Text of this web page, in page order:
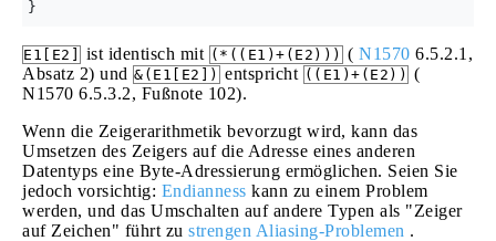
E1[E2] ist identisch mit (*((E1)+(E2))) ( N1570 6.5.2.1,
Absatz 2) und &(E1[E2]) entspricht ((E1)+(E2)) (
N1570 6.5.3.2, Fußnote 102).
Wenn die Zeigerarithmetik bevorzugt wird, kann das
Umsetzen des Zeigers auf die Adresse eines anderen
Datentyps eine Byte-Adressierung ermöglichen. Seien Sie
jedoch vorsichtig: Endianness kann zu einem Problem
werden, und das Umschalten auf andere Typen als "Zeiger
auf Zeichen" führt zu strengen Aliasing-Problemen .